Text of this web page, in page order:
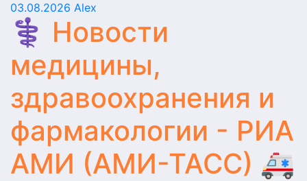
03.08.2026 Alex
⚕️ Новости
медицины,
здравоохранения и
фармакологии - РИА
АМИ (АМИ-ТАСС) 🚑